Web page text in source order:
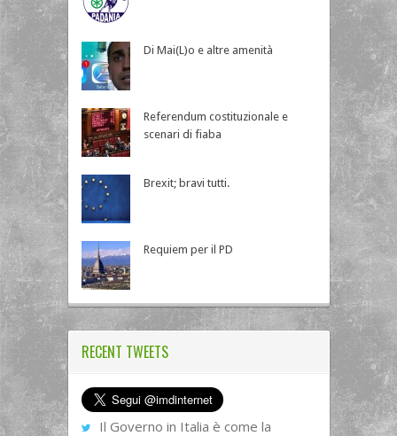
Di Mai(L)o e altre amenità
Referendum costituzionale e
scenari di fiaba
Brexit; bravi tutti.
Requiem per il PD
RECENT TWEETS
Il Governo in Italia è come la